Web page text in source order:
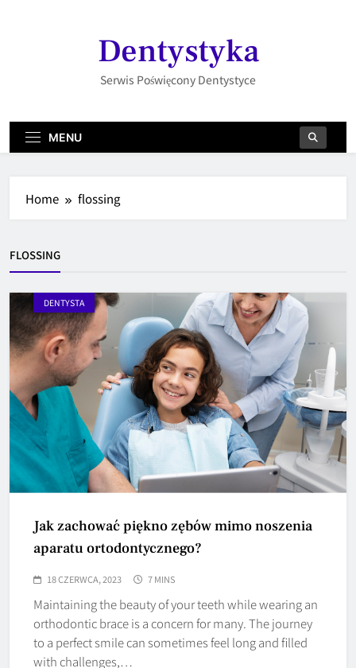
Dentystyka
Serwis Poświęcony Dentystyce
MENU
Home flossing
FLOSSING
DENTYSTA
Jak zachować piękno zębów mimo noszenia
aparatu ortodontycznego?
18 CZERWCA, 2023 7 MINS
Maintaining the beauty of your teeth while wearing an
orthodontic brace is a concern for many. The journey
to a perfect smile can sometimes feel long and filled
with challenges,…